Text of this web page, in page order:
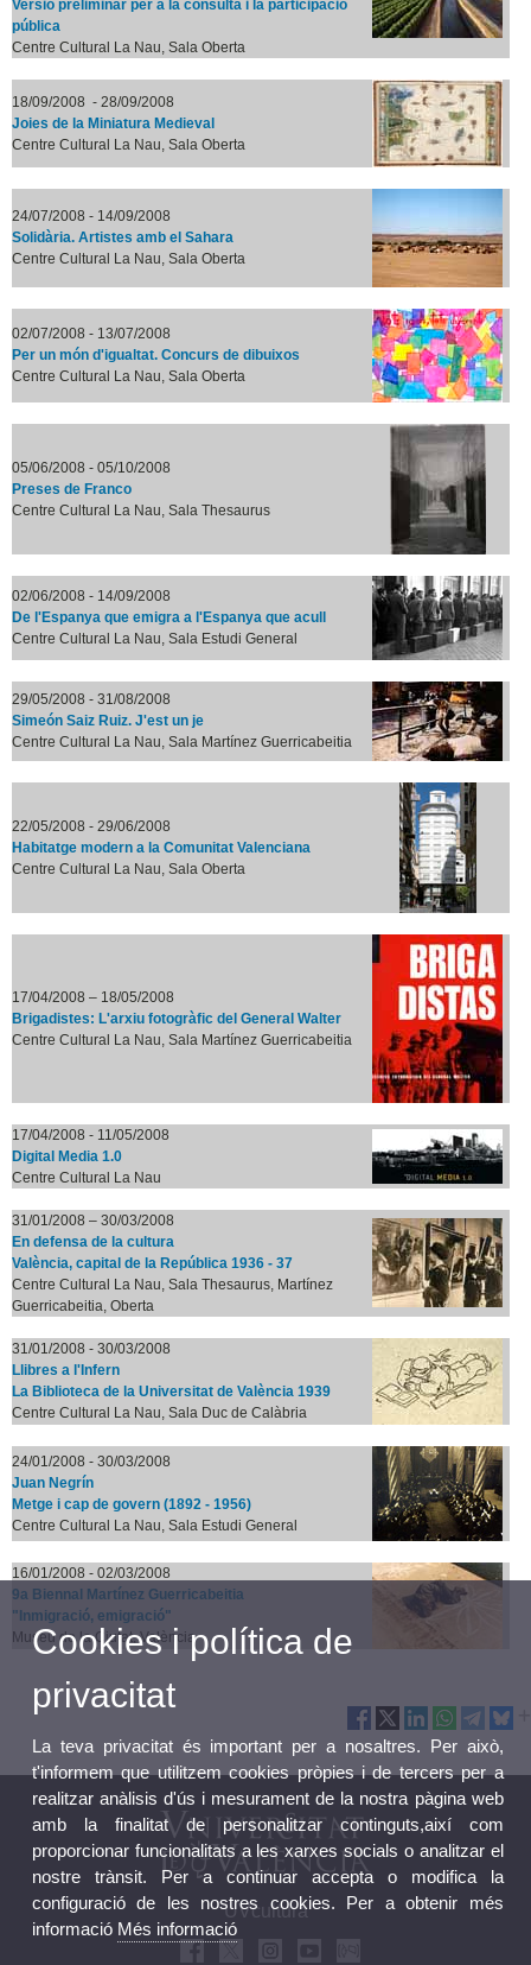
Versió preliminar per a la consulta i la participació
pública
Centre Cultural La Nau, Sala Oberta
18/09/2008 - 28/09/2008
Joies de la Miniatura Medieval
Centre Cultural La Nau, Sala Oberta
24/07/2008 - 14/09/2008
Solidària. Artistes amb el Sahara
Centre Cultural La Nau, Sala Oberta
02/07/2008 - 13/07/2008
Per un món d'igualtat. Concurs de dibuixos
Centre Cultural La Nau, Sala Oberta
05/06/2008 - 05/10/2008
Preses de Franco
Centre Cultural La Nau, Sala Thesaurus
02/06/2008 - 14/09/2008
De l'Espanya que emigra a l'Espanya que acull
Centre Cultural La Nau, Sala Estudi General
29/05/2008 - 31/08/2008
Simeón Saiz Ruiz. J'est un je
Centre Cultural La Nau, Sala Martínez Guerricabeitia
22/05/2008 - 29/06/2008
Habitatge modern a la Comunitat Valenciana
Centre Cultural La Nau, Sala Oberta
17/04/2008 – 18/05/2008
Brigadistes: L'arxiu fotogràfic del General Walter
Centre Cultural La Nau, Sala Martínez Guerricabeitia
17/04/2008 - 11/05/2008
Digital Media 1.0
Centre Cultural La Nau
31/01/2008 – 30/03/2008
En defensa de la cultura
València, capital de la República 1936 - 37
Centre Cultural La Nau, Sala Thesaurus, Martínez
Guerricabeitia, Oberta
31/01/2008 - 30/03/2008
Llibres a l'Infern
La Biblioteca de la Universitat de València 1939
Centre Cultural La Nau, Sala Duc de Calàbria
24/01/2008 - 30/03/2008
Juan Negrín
Metge i cap de govern (1892 - 1956)
Centre Cultural La Nau, Sala Estudi General
16/01/2008 - 02/03/2008
9a Biennal Martínez Guerricabeitia
"Inmigració, emigració"
Museu de la Ciutat, València
UVcultura
Cookies i política de
privacitat
La teva privacitat és important per a nosaltres. Per això,
t'informem que utilitzem cookies pròpies i de tercers per a
realitzar anàlisis d'ús i mesurament de la nostra pàgina web
amb la finalitat de personalitzar continguts,així com
proporcionar funcionalitats a les xarxes socials o analitzar el
nostre trànsit. Per a continuar accepta o modifica la
configuració de les nostres cookies. Per a obtenir més
informació Més informació